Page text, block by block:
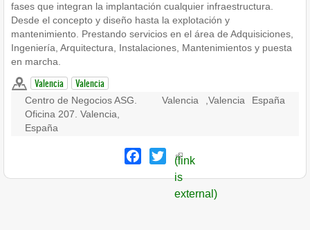
fases que integran la implantación cualquier infraestructura.
Desde el concepto y diseño hasta la explotación y
mantenimiento. Prestando servicios en el área de Adquisiciones,
Ingeniería, Arquitectura, Instalaciones, Mantenimientos y puesta
en marcha.
Valencia Valencia
Centro de Negocios ASG.
Oficina 207. Valencia,
España
Valencia Valencia España
Facebook
Twitter
(link
is
external)